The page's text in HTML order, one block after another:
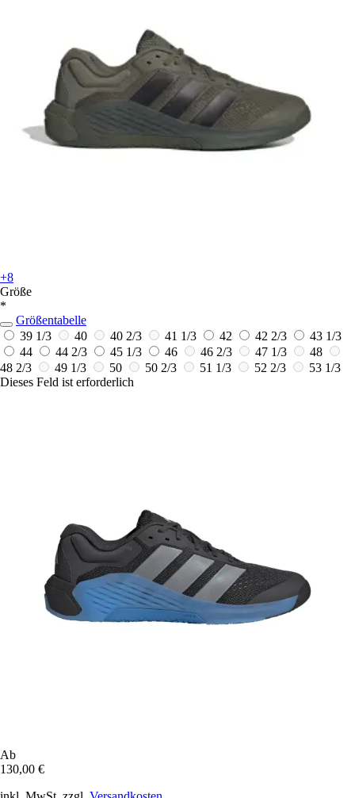
+8
Größe
*
Größentabelle
39 1/3
40 40 2/3 41 1/3 42 42 2/3
43 1/3
44
44 2/3 45 1/3 46 46 2/3 47 1/3
48
48 2/3
49 1/3 50 50 2/3 51 1/3 52 2/3
53 1/3
Dieses Feld ist erforderlich
Ab
130,00 €